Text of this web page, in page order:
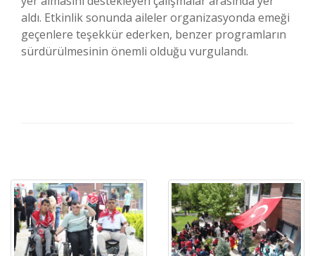
aldı. Etkinlik sonunda aileler organizasyonda emeği
geçenlere teşekkür ederken, benzer programların
sürdürülmesinin önemli olduğu vurgulandı.